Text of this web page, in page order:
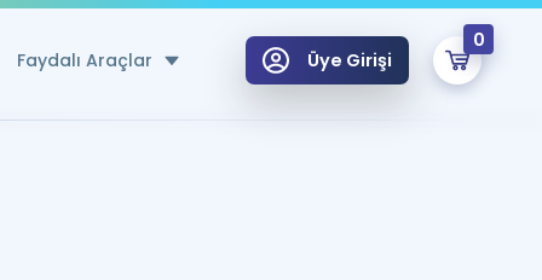
Faydalı Araçlar Üye Girişi
0